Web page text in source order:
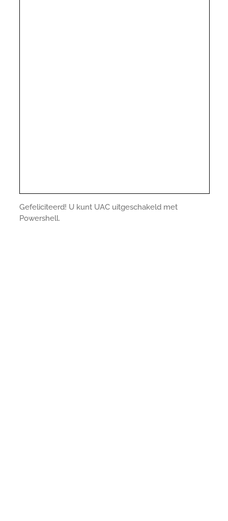
Gefeliciteerd! U kunt UAC uitgeschakeld met
Powershell.